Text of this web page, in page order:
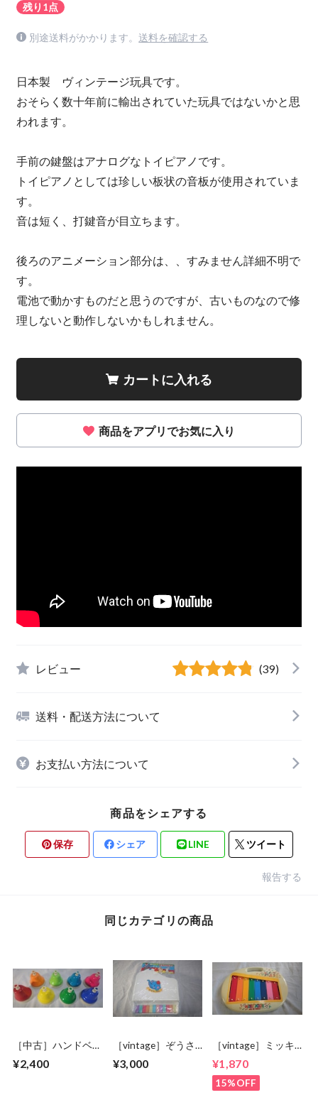
残り1点
別途送料がかかります。 送料を確認する
日本製 ヴィンテージ玩具です。
おそらく数十年前に輸出されていた玩具ではないかと思
われます。
手前の鍵盤はアナログなトイピアノです。
トイピアノとしては珍しい板状の音板が使用されていま
す。
音は短く、打鍵音が目立ちます。
後ろのアニメーション部分は、、すみません詳細不明で
す。
電池で動かすものだと思うのですが、古いものなので修
理しないと動作しないかもしれません。
カートに入れる
商品をアプリでお気に入り
レビュー (39)
送料・配送方法について
お支払い方法について
商品をシェアする
保存 シェア LINE ツイート
報告する
同じカテゴリの商品
［中古］ハンドベ
8音
¥2,400
［vintage］ぞうさ
¥3,000
［vintage］ミッキ
¥1,870
15%OFF